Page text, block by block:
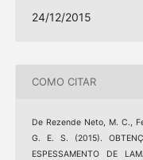
24/12/2015
COMO CITAR
De Rezende Neto, M. C.,
G. E. S. (2015).
ESPESSAMENTO DE